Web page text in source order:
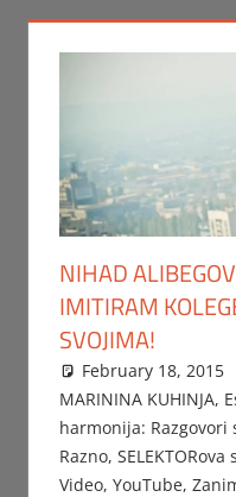
NIHAD
IMITIRAM
SVOJIMA!
February 18, 2015
MARININA KUHINJA,
harmonija: Razgovori
Razno, SELEKTORova
Video, YouTube,